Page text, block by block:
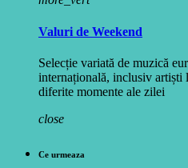
Valuri de Weekend
Selecție variată de muzică
internațională, inclusiv artiști
diferite momente ale zilei
close
Ce urmeaza